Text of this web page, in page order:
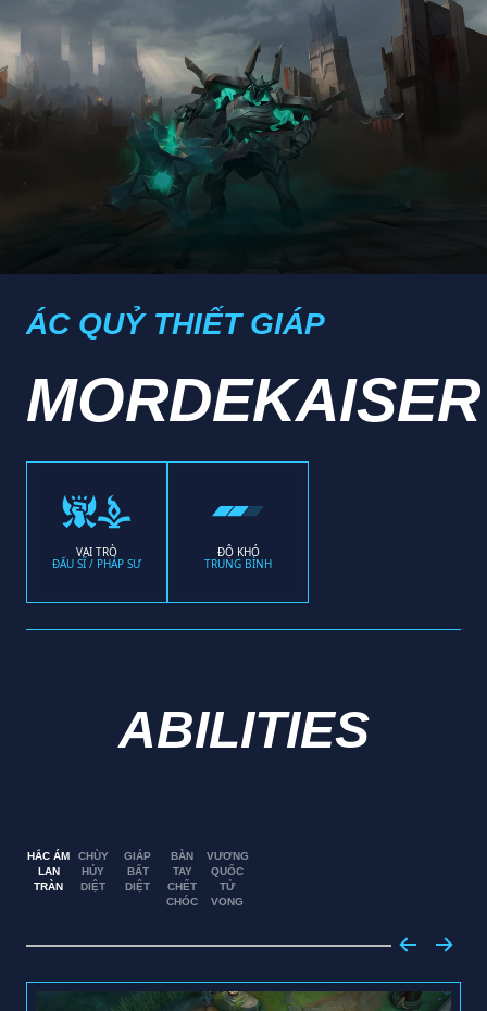
ÁC QUỶ THIẾT GIÁP
MORDEKAISER
VAI TRÒ
ĐẤU SĨ / PHÁP SƯ
ĐỘ KHÓ
TRUNG BÌNH
ABILITIES
HẮC ÁM
LAN
TRÀN
CHÙY
HỦY
DIỆT
GIÁP
BẤT
DIỆT
BÀN
TAY
CHẾT
CHÓC
VƯƠNG
QUỐC
TỬ
VONG